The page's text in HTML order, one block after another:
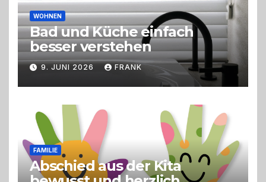
WOHNEN
Bad und Küche einfach
besser verstehen
9. JUNI 2026 FRANK
FAMILIE
Abschied aus der Kita